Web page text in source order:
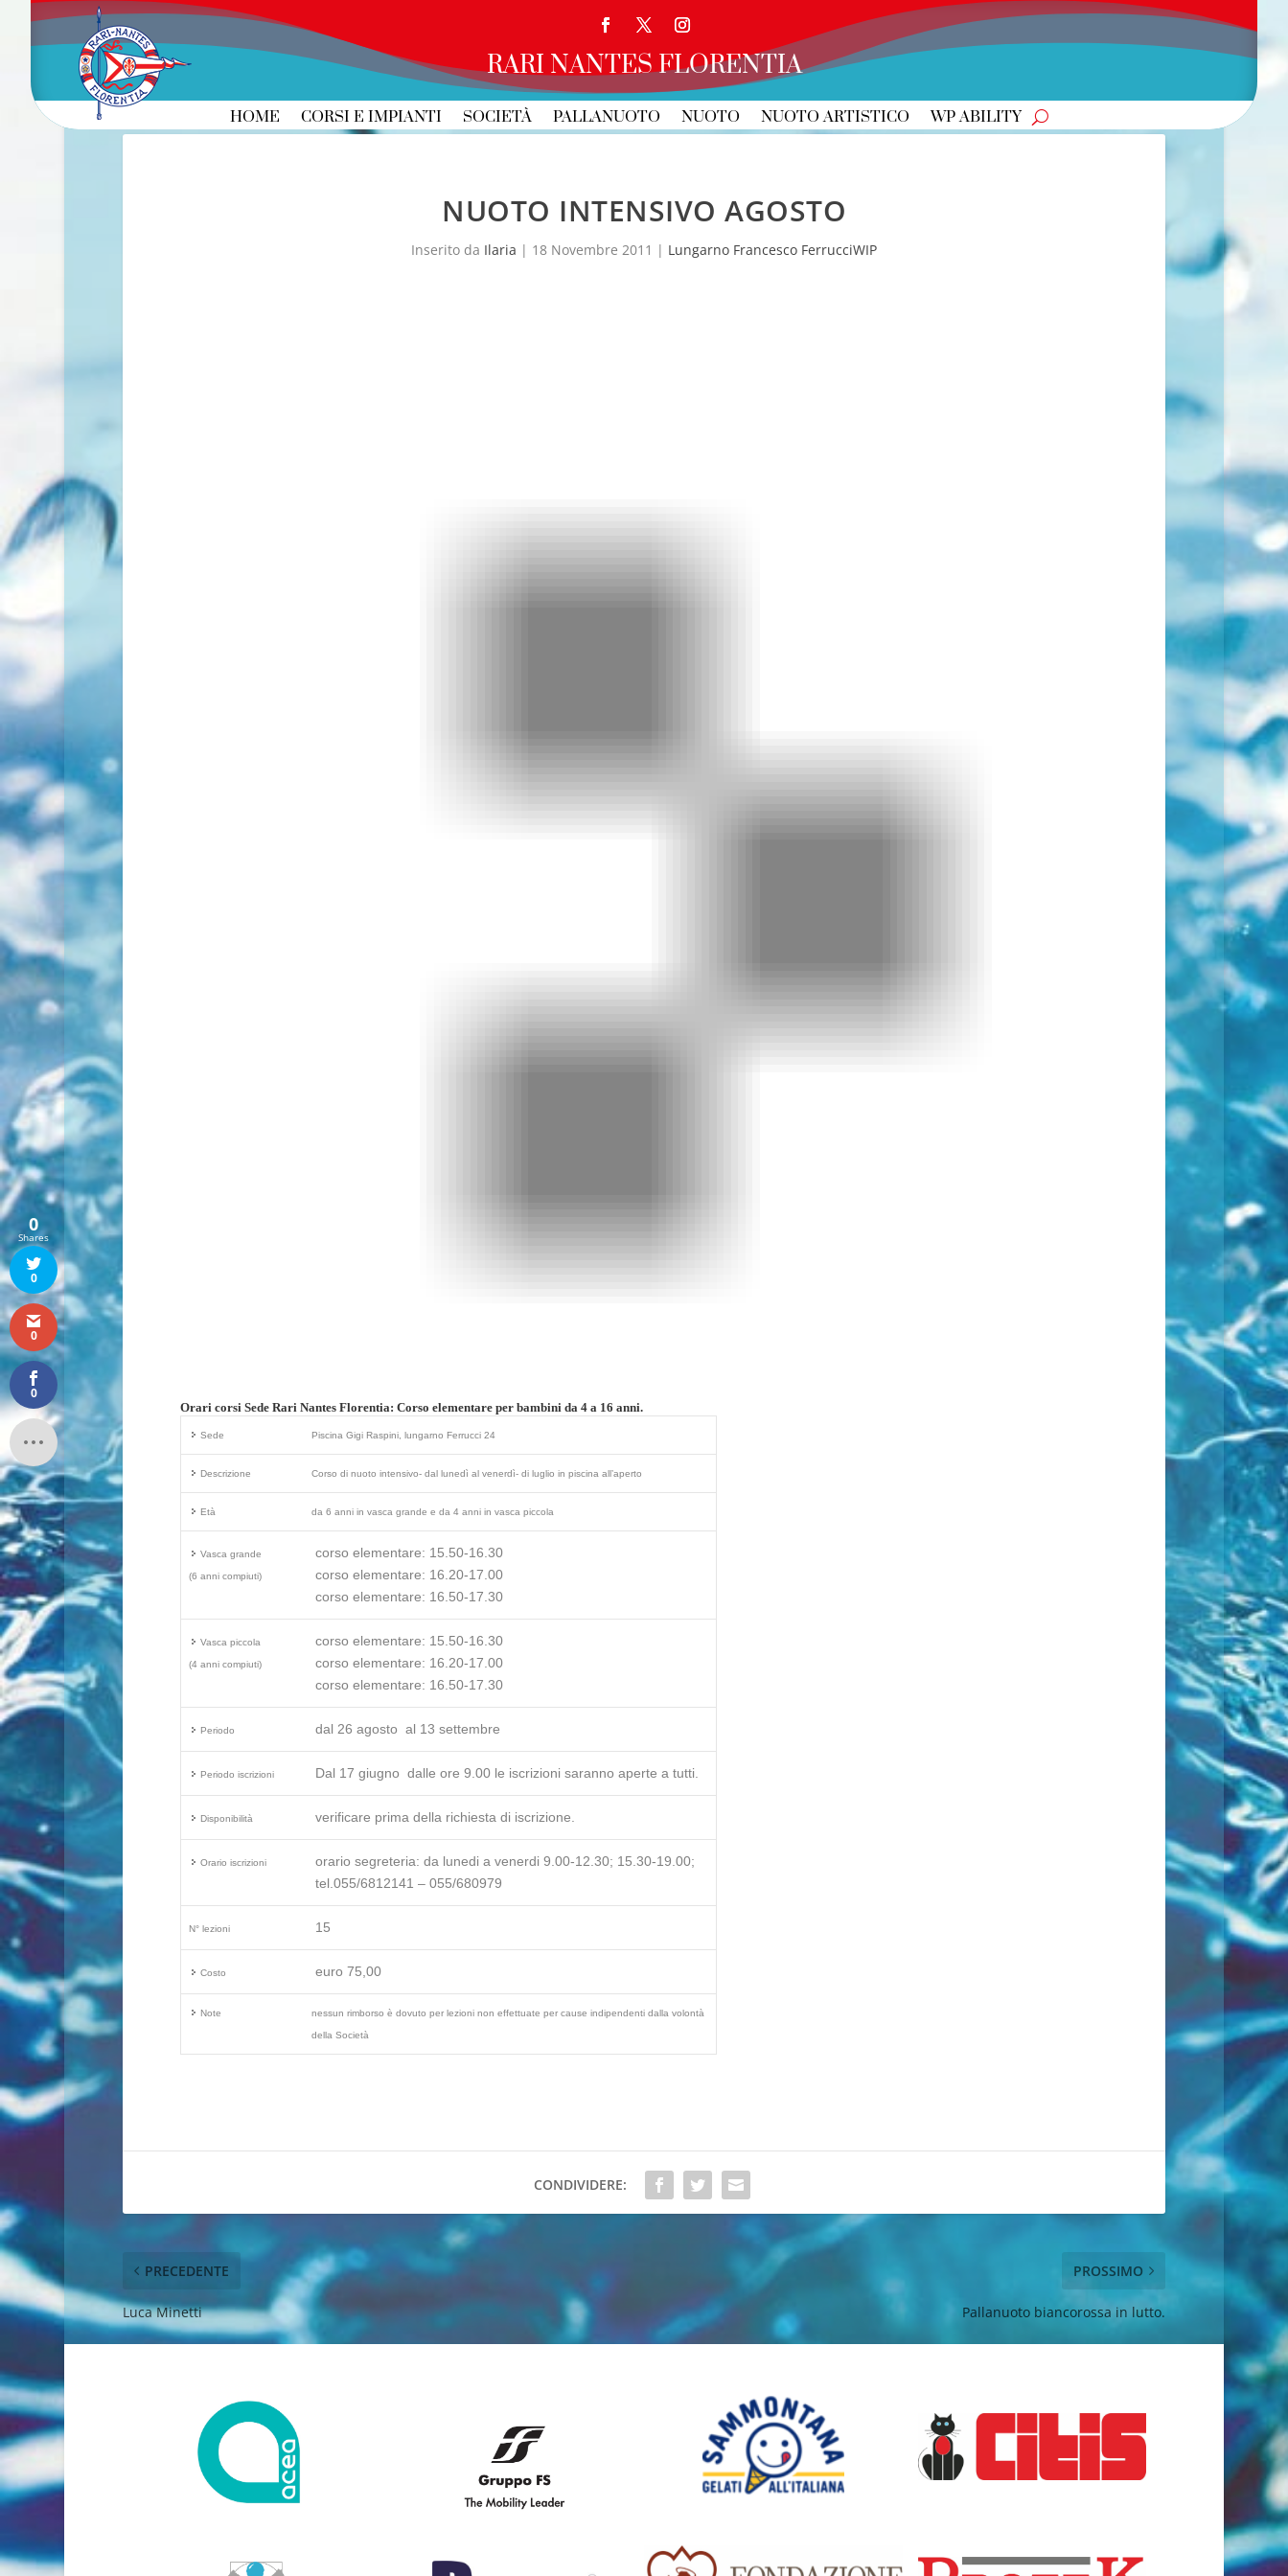
RARI NANTES FLORENTIA
HOME CORSI E IMPIANTI SOCIETÀ PALLANUOTO NUOTO NUOTO ARTISTICO WP ABILITY
NUOTO INTENSIVO AGOSTO
Inserito da Ilaria | 18 Novembre 2011 | Lungarno Francesco FerrucciWIP
Orari corsi Sede Rari Nantes Florentia: Corso elementare per bambini da 4 a 16 anni.
Sede Piscina Gigi Raspini, lungarno Ferrucci 24
Descrizione Corso di nuoto intensivo- dal lunedì al venerdì- di luglio in piscina all’aperto
Età da 6 anni in vasca grande e da 4 anni in vasca piccola
Vasca grande
(6 anni compiuti)
corso elementare: 15.50-16.30
corso elementare: 16.20-17.00
corso elementare: 16.50-17.30
Vasca piccola
(4 anni compiuti)
corso elementare: 15.50-16.30
corso elementare: 16.20-17.00
corso elementare: 16.50-17.30
Periodo dal 26 agosto al 13 settembre
Periodo iscrizioni Dal 17 giugno dalle ore 9.00 le iscrizioni saranno aperte a tutti.
Disponibilità verificare prima della richiesta di iscrizione.
Orario iscrizioni
orario segreteria: da lunedi a venerdi 9.00-12.30; 15.30-19.00;
tel.055/6812141 – 055/680979
N° lezioni 15
Costo euro 75,00
Note nessun rimborso è dovuto per lezioni non effettuate per cause indipendenti dalla volontà
della Società
CONDIVIDERE:
PRECEDENTE
Luca Minetti
PROSSIMO
Pallanuoto biancorossa in lutto.
0
Shares
0
0
0